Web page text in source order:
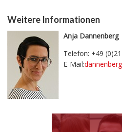
Weitere Informationen
Anja Dannenberg
Telefon: +49
E-Mail: